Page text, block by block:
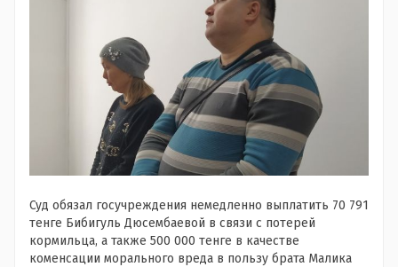
Суд обязал госучреждения немедленно выплатить 70 791
тенге Бибигуль Дюсембаевой в связи с потерей
кормильца, а также 500 000 тенге в качестве
коменсации морального вреда в пользу брата Малика